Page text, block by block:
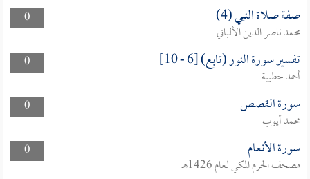
0 صفة صلاة النبي (4)
محمد ناصر الدين الألباني
0
تفسير سورة النور (تابع) [6 - 10]
أحمد حطيبة
0
سورة القصص
محمد أيوب
0
سورة الأنعام
مصحف الحرم المكي لعام 1426هـ